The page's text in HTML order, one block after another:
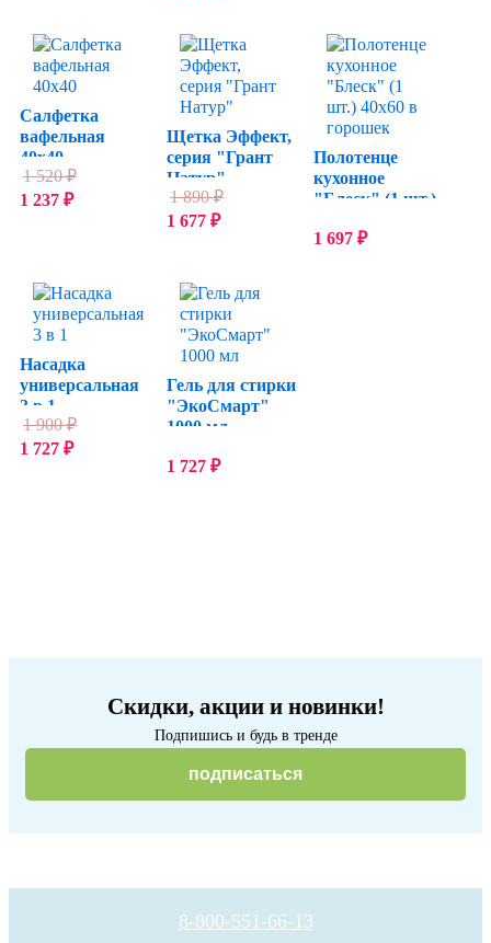
Салфетка
вафельная
40х40
1 520₽
1 237 ₽
Щетка Эффект,
серия "Грант
Натур"
1 890₽
1 677 ₽
Полотенце
кухонное
"Блеск" (1 шт.)
1 697 ₽
Насадка
универсальная
3 в 1
1 900₽
1 727 ₽
Гель для стирки
"ЭкоСмарт"
1000 мл
1 727 ₽
Скидки, акции и новинки!
Подпишись и будь в тренде
подписаться
8-800-551-66-13